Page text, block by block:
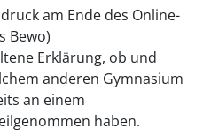
am Ende des Online-
Bewo)
Erklärung, ob und
anderen Gymnasium
an einem
haben.